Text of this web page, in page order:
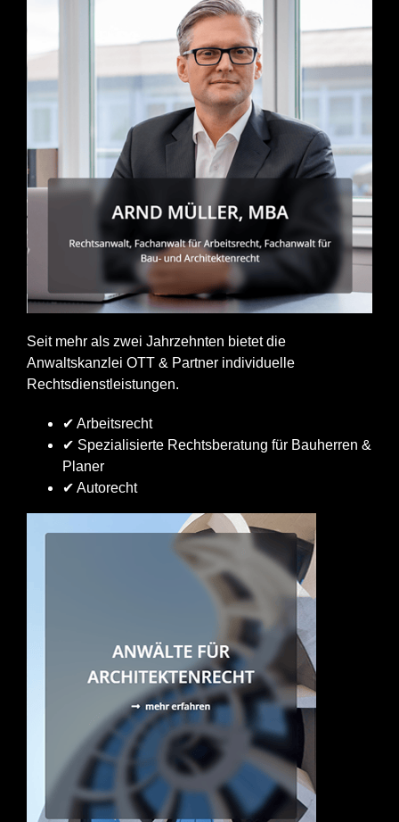
Seit mehr als zwei Jahrzehnten bietet die
Anwaltskanzlei OTT & Partner individuelle
Rechtsdienstleistungen.
✔ Arbeitsrecht
✔ Spezialisierte Rechtsberatung für Bauherren &
Planer
✔ Autorecht